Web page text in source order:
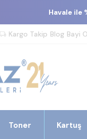
Havale ile
Kargo Takip Blog Bayi
Toner Kartuş